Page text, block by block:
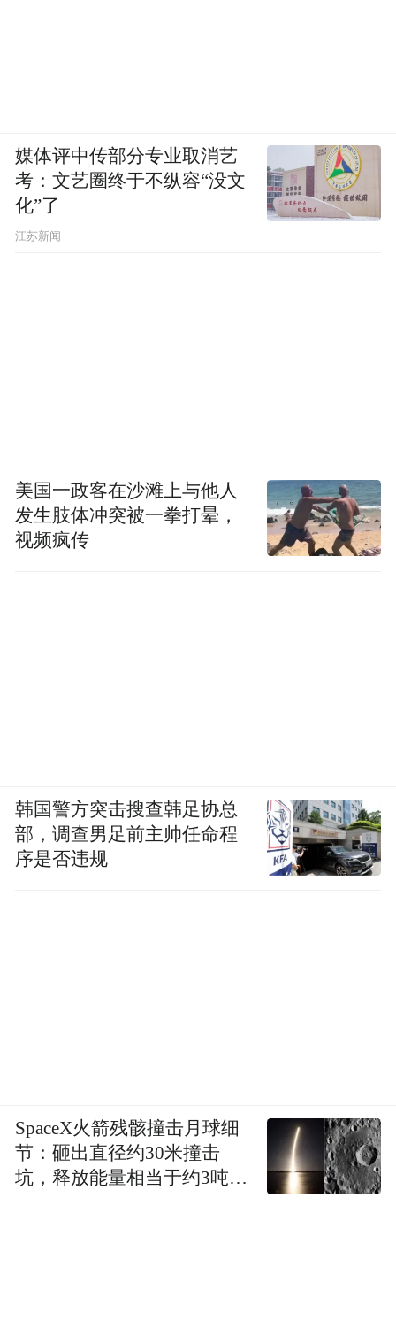
媒体评中传部分专业取消艺
考：文艺圈终于不纵容“没文
化”了
江苏新闻
美国一政客在沙滩上与他人
发生肢体冲突被一拳打晕，
视频疯传
韩国警方突击搜查韩足协总
部，调查男足前主帅任命程
序是否违规
SpaceX火箭残骸撞击月球细
节：砸出直径约30米撞击
坑，释放能量相当于约3吨